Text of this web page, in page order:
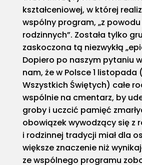
kształceniowej, w której
wspólny program, „z
rodzinnych”. Została tylko
zaskoczona tą niezwykłą
Dopiero po naszym pytaniu
nam, że w Polsce 1 listopada
Wszystkich Świętych) całe
wspólnie na cmentarz, by
groby i uczcić pamięć
obowiązek wywodzący się z
i rodzinnej tradycji miał dla
większe znaczenie niż
ze wspólnego programu